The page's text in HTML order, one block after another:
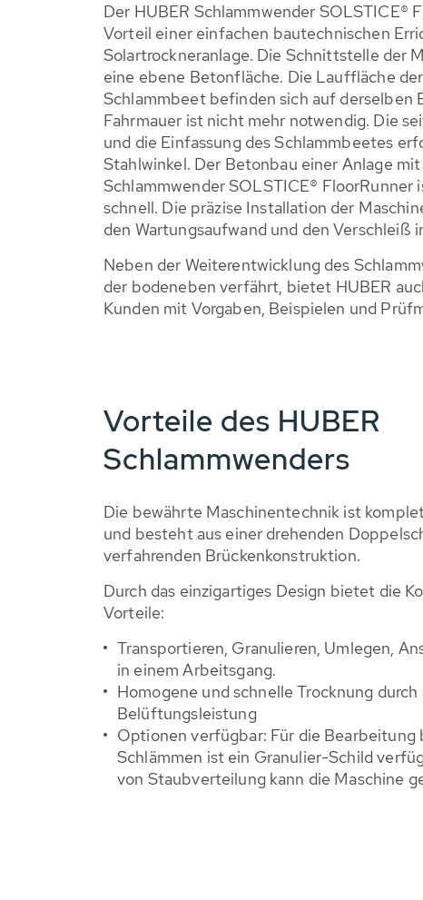
Der HUBER Schlammwender SOLSTICE®
Vorteil einer einfachen bautechnischen
Solartrockneranlage. Die Schnittstelle der
eine ebene Betonfläche. Die Lauffläche
Schlammbeet befinden sich auf derselben
Fahrmauer ist nicht mehr notwendig. Die
und die Einfassung des Schlammbeetes
Stahlwinkel. Der Betonbau einer Anlage
Schlammwender SOLSTICE® FloorRunner
schnell. Die präzise Installation der
den Wartungsaufwand und den Verschleiß
Neben der Weiterentwicklung des
der bodeneben verfährt, bietet HUBER
Kunden mit Vorgaben, Beispielen und
Vorteile des HUBER
Schlammwenders
Die bewährte Maschinentechnik ist
und besteht aus einer drehenden
verfahrenden Brückenkonstruktion.
Durch das einzigartiges Design bietet die
Vorteile:
Transportieren, Granulieren, Umlegen,
in einem Arbeitsgang.
Homogene und schnelle Trocknung
Belüftungsleistung
Optionen verfügbar: Für die Bearbeitung
Schlämmen ist ein Granulier-Schild
von Staubverteilung kann die Maschine